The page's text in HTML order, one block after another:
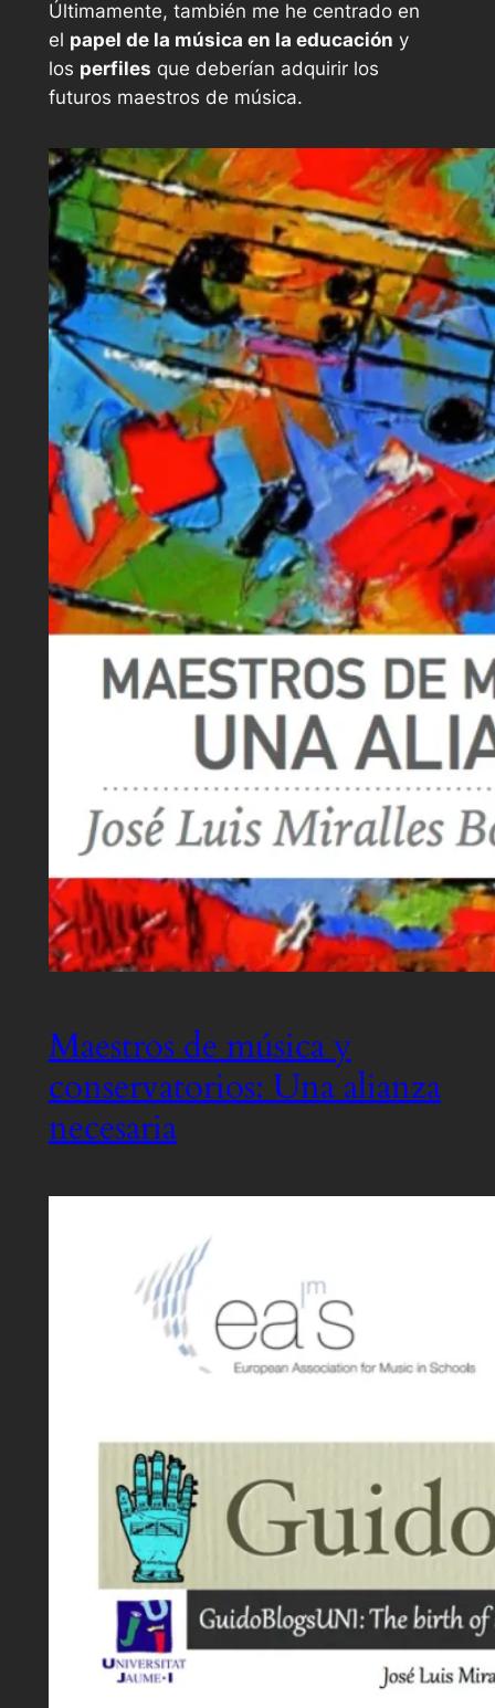
Últimamente, también me he centrado en
el papel de la música en la educación y
los perfiles que deberían adquirir los
futuros maestros de música.
Maestros de música y
conservatorios: Una alianza
necesaria